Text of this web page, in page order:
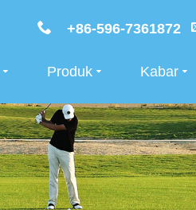
+86-596-7361872
Produk Kabar